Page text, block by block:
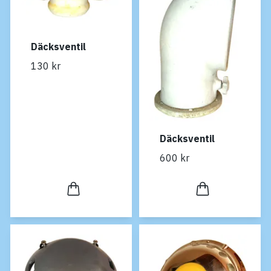
Däcksventil
130 kr
Däcksventil
600 kr